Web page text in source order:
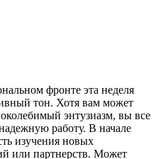
фронте эта неделя
тон. Хотя вам может
энтузиазм, вы все
работу. В начале
изучения новых
или партнерств. Может